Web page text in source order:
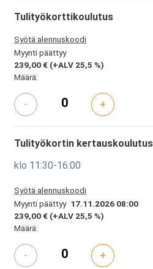
Tulityökorttikoulutus
Syötä alennuskoodi
Myynti päättyy
239,00 € (+ALV 25,5 %)
Määrä:
- +
Tulityökortin kertauskoulutus
klo 11:30-16:00
Syötä alennuskoodi
Myynti päättyy 17.11.2026 08:00
239,00 € (+ALV 25,5 %)
Määrä:
- +